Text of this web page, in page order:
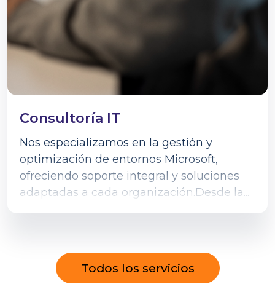
Consultoría IT
Nos especializamos en la gestión y
optimización de entornos Microsoft,
ofreciendo soporte integral y soluciones
adaptadas a cada organización.Desde la...
Todos los servicios